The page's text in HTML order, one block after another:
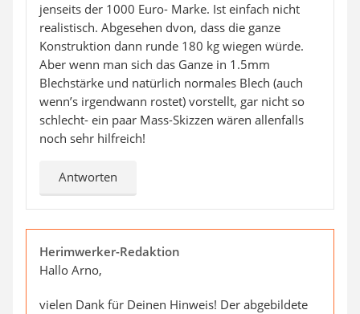
jenseits der 1000 Euro- Marke. Ist einfach nicht
realistisch. Abgesehen dvon, dass die ganze
Konstruktion dann runde 180 kg wiegen würde.
Aber wenn man sich das Ganze in 1.5mm
Blechstärke und natürlich normales Blech (auch
wenn’s irgendwann rostet) vorstellt, gar nicht so
schlecht- ein paar Mass-Skizzen wären allenfalls
noch sehr hilfreich!
Antworten
Herimwerker-Redaktion
Hallo Arno,
vielen Dank für Deinen Hinweis! Der abgebildete